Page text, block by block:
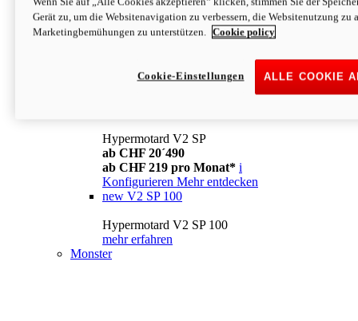
Konfigurieren Mehr entdecken
newV2
ab CHF 169 pro Monat* i
Mehr entdecken
Hypermotard V2 SP
ab CHF 20´490
ab CHF 219 pro Monat* i
Konfigurieren Mehr entdecken
new V2 SP 100
Hypermotard V2 SP 100
mehr erfahren
Monster
Gerät zu, um die Websitenavigation zu verbessern, die Websitenutzung zu
Marketingbemühungen zu unterstützen.
Cookie policy
ALLE COOKIE
Cookie-Einstellungen